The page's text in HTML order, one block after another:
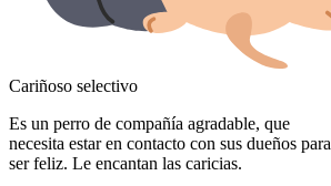
Cariñoso selectivo
Es un perro de compañía agradable, que
necesita estar en contacto con sus dueños para
ser feliz. Le encantan las caricias.